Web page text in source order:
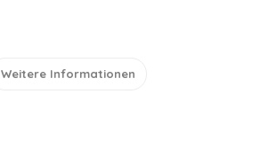
Weitere Informationen